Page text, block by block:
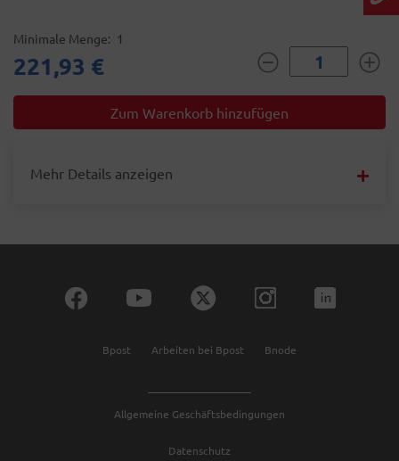
Minimale Menge 1
221,93 €
Mehr Details anzeigen
Allgemeine Geschäftsbedingungen
Datenschutz
Bpost Arbeiten bei Bpost Bnode